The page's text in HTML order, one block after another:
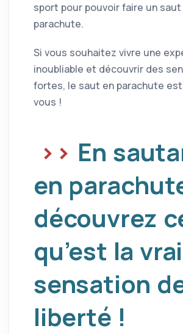
sport pour pouvoir faire un saut
parachute.
Si vous souhaitez vivre une
inoubliable et découvrir des
fortes, le saut en parachute
vous !
En
en
découvrez
qu’est la
sensation
liberté !